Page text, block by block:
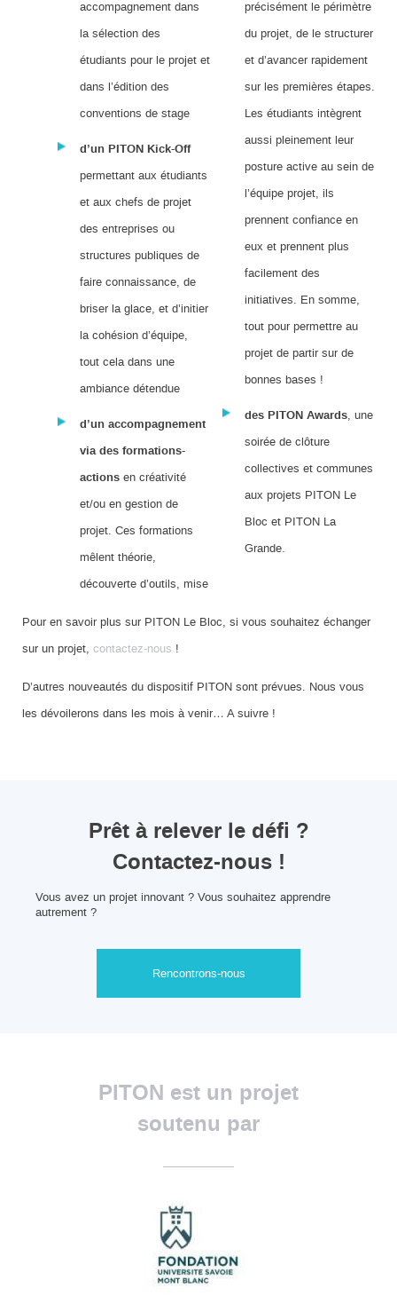
accompagnement dans
la sélection des
étudiants pour le projet et
dans l’édition des
conventions de stage
d’un PITON Kick-Off
permettant aux étudiants
et aux chefs de projet
des entreprises ou
structures publiques de
faire connaissance, de
briser la glace, et d’initier
la cohésion d’équipe,
tout cela dans une
ambiance détendue
d’un accompagnement
via des formations-
actions en créativité
et/ou en gestion de
projet. Ces formations
mêlent théorie,
découverte d’outils, mise
précisément le périmètre
du projet, de le structurer
et d’avancer rapidement
sur les premières étapes.
Les étudiants intègrent
aussi pleinement leur
posture active au sein de
l’équipe projet, ils
prennent confiance en
eux et prennent plus
facilement des
initiatives. En somme,
tout pour permettre au
projet de partir sur de
bonnes bases !
des PITON Awards, une
soirée de clôture
collectives et communes
aux projets PITON Le
Bloc et PITON La
Grande.
Pour en savoir plus sur PITON Le Bloc, si vous souhaitez échanger
sur un projet, contactez-nous !
D’autres nouveautés du dispositif PITON sont prévues. Nous vous
les dévoilerons dans les mois à venir… A suivre !
Prêt à relever le défi ?
Contactez-nous !
Vous avez un projet innovant ? Vous souhaitez apprendre
autrement ?
Rencontrons-nous
PITON est un projet
soutenu par